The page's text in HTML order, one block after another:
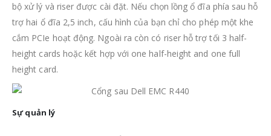
bộ xử lý và riser được cài đặt. Nếu chọn lồng ổ đĩa phía sau hỗ
trợ hai ổ đĩa 2,5 inch, cấu hình của bạn chỉ cho phép một khe
cắm PCIe hoạt động. Ngoài ra còn có riser hỗ trợ tối 3 half-
height cards hoặc kết hợp với one half-height and one full
height card.
Sự quản lý